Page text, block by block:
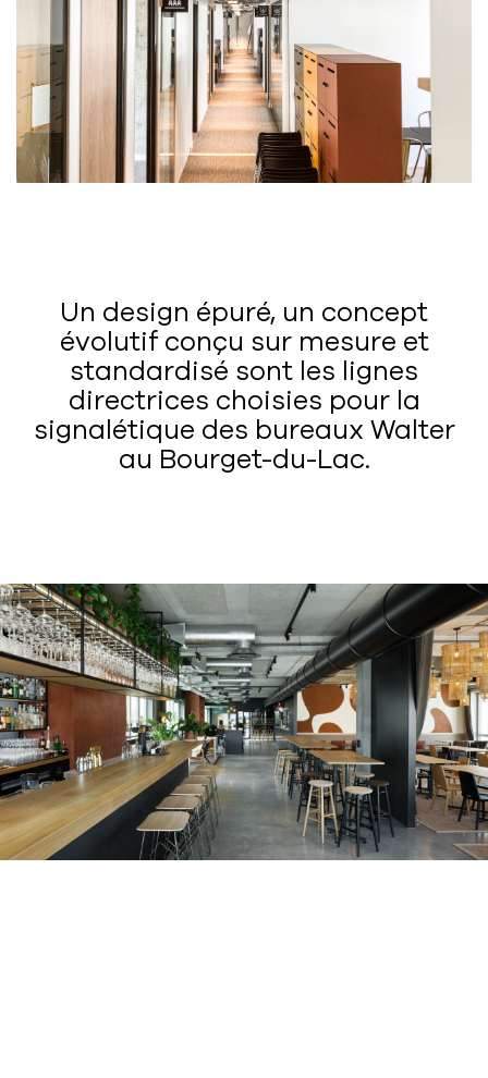
Un design épuré, un concept
évolutif conçu sur mesure et
standardisé sont les lignes
directrices choisies pour la
signalétique des bureaux Walter
au Bourget-du-Lac.